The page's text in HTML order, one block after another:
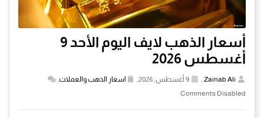
أسعار الذهب لايف اليوم الأحد 9
أغسطس 2026
Zainab Ali
, اسعار الذهب والعملات,
Comments Disabled